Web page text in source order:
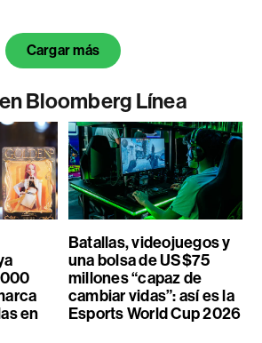
Cargar más
Bloomberg Línea
en
Batallas, videojuegos y
una bolsa de US$75
millones “capaz de
cambiar vidas”: así es la
Esports World Cup 2026